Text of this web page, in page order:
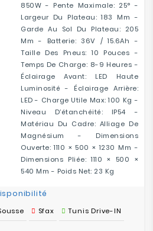
850W - Pente Maximale: 25° -
Largeur Du Plateau: 183 Mm -
Garde Au Sol Du Plateau: 205
Mm - Batterie: 36V / 15.6Ah -
Taille Des Pneus: 10 Pouces -
Temps De Charge: 8-9 Heures -
Éclairage Avant: LED Haute
Luminosité - Éclairage Arrière:
LED - Charge Utile Max: 100 Kg -
Niveau D’étanchéité: IP54 -
Matériau Du Cadre: Alliage De
Magnésium - Dimensions
Ouverte: 1110 × 500 × 1230 Mm -
Dimensions Pliée: 1110 × 500 ×
540 Mm - Poids Net: 23 Kg
Sfax Tunis Drive-IN